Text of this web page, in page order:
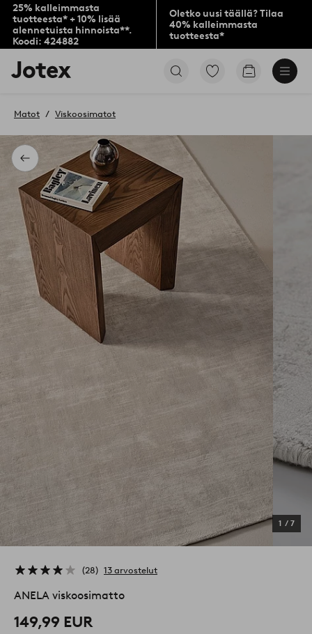
25% kalleimmasta
tuotteesta* + 10% lisää
alennetuista hinnoista**.
Koodi: 424882
Oletko uusi täällä? Tilaa
40% kalleimmasta
tuotteesta*
Jotex-
logo
aloitussivulle
Siirry
Siirry
Takaisin
Matot Viskoosimatot
1 / 7
28 13 arvostelut
ANELA viskoosimatto
149,99 EUR